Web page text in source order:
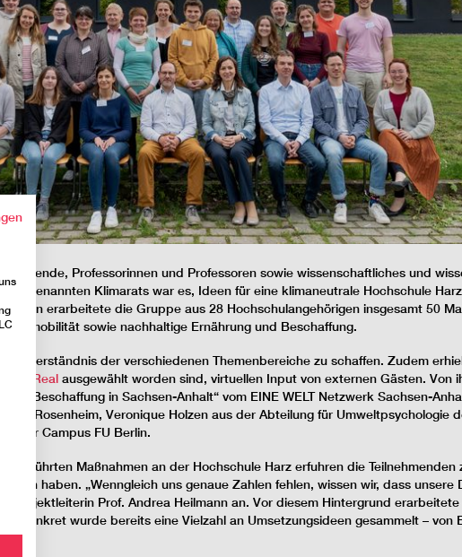
Professorinnen und Professoren sowie wissenschaftliches und
sogenannten Klimarats war es, Ideen für eine klimaneutrale Hochschule
erarbeitete die Gruppe aus 28 Hochschulangehörigen insgesamt 50
sowie nachhaltige Ernährung und Beschaffung.
Verständnis der verschiedenen Themenbereiche zu schaffen. Zudem
ausgewählt worden sind, virtuellen Input von externen Gästen. Von
Beschaffung in Sachsen-Anhalt“ vom EINE WELT Netzwerk Sachsen-
Rosenheim, Veronique Holzen aus der Abteilung für Umweltpsychologie
Campus FU Berlin.
Maßnahmen an der Hochschule Harz erfuhren die
haben. „Wenngleich uns genaue Zahlen fehlen, wissen wir, dass
Projektleiterin Prof. Andrea Heilmann an. Vor diesem Hintergrund
Konkret wurde bereits eine Vielzahl an Umsetzungsideen gesammelt – von